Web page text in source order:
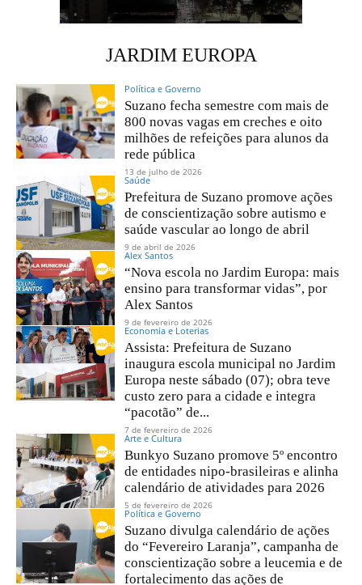
JARDIM EUROPA
Política e Governo
Suzano fecha semestre com mais de
800 novas vagas em creches e oito
milhões de refeições para alunos da
rede pública
13 de julho de 2026
Saúde
Prefeitura de Suzano promove ações
de conscientização sobre autismo e
saúde vascular ao longo de abril
9 de abril de 2026
Alex Santos
“Nova escola no Jardim Europa: mais
ensino para transformar vidas”, por
Alex Santos
9 de fevereiro de 2026
Economia e Loterias
Assista: Prefeitura de Suzano
inaugura escola municipal no Jardim
Europa neste sábado (07); obra teve
custo zero para a cidade e integra
“pacotão” de...
7 de fevereiro de 2026
Arte e Cultura
Bunkyo Suzano promove 5º encontro
de entidades nipo-brasileiras e alinha
calendário de atividades para 2026
5 de fevereiro de 2026
Política e Governo
Suzano divulga calendário de ações
do “Fevereiro Laranja”, campanha de
conscientização sobre a leucemia e de
fortalecimento das ações de